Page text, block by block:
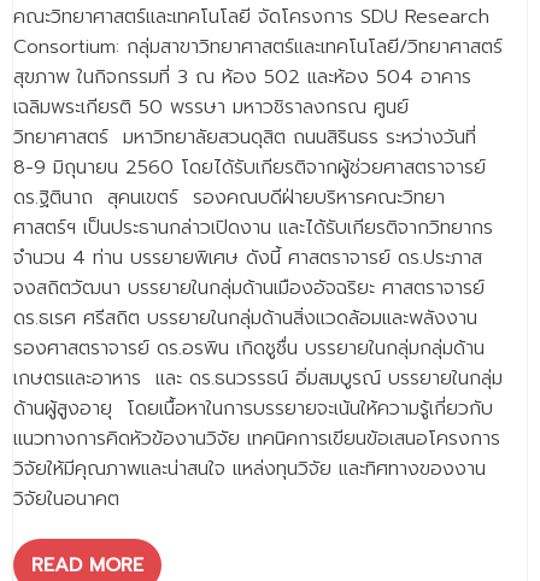
คณะวิทยาศาสตร์และเทคโนโลยี จัดโครงการ SDU Research
Consortium: กลุ่มสาขาวิทยาศาสตร์และเทคโนโลยี/วิทยาศาสตร์
สุขภาพ ในกิจกรรมที่ 3 ณ ห้อง 502 และห้อง 504 อาคาร
เฉลิมพระเกียรติ 50 พรรษา มหาวชิราลงกรณ ศูนย์
วิทยาศาสตร์ มหาวิทยาลัยสวนดุสิต ถนนสิรินธร ระหว่างวันที่
8-9 มิถุนายน 2560 โดยได้รับเกียรติจากผู้ช่วยศาสตราจารย์
ดร.ฐิตินาถ สุคนเขตร์ รองคณบดีฝ่ายบริหารคณะวิทยา
ศาสตร์ฯ เป็นประธานกล่าวเปิดงาน และได้รับเกียรติจากวิทยากร
จำนวน 4 ท่าน บรรยายพิเศษ ดังนี้ ศาสตราจารย์ ดร.ประภาส
จงสถิตวัฒนา บรรยายในกลุ่มด้านเมืองอัจฉริยะ ศาสตราจารย์
ดร.ธเรศ ศรีสถิต บรรยายในกลุ่มด้านสิ่งแวดล้อมและพลังงาน
รองศาสตราจารย์ ดร.อรพิน เกิดชูชื่น บรรยายในกลุ่มกลุ่มด้าน
เกษตรและอาหาร และ ดร.ธนวรรธน์ อิ่มสมบูรณ์ บรรยายในกลุ่ม
ด้านผู้สูงอายุ โดยเนื้อหาในการบรรยายจะเน้นให้ความรู้เกี่ยวกับ
แนวทางการคิดหัวข้องานวิจัย เทคนิคการเขียนข้อเสนอโครงการ
วิจัยให้มีคุณภาพและน่าสนใจ แหล่งทุนวิจัย และทิศทางของงาน
วิจัยในอนาคต
READ MORE